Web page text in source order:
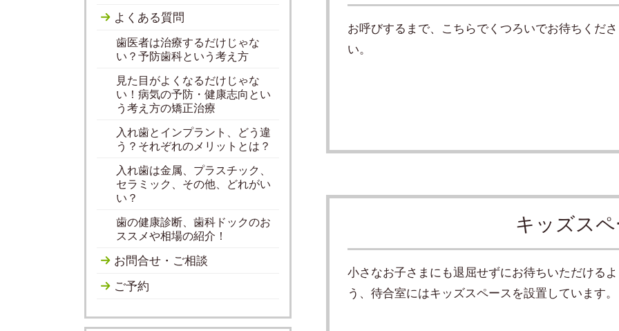
お呼びするまで、こちらでくつろいでお待ちくださ
い。
キッズス
小さなお子さまにも退屈せずにお待ちいただけるよ
う、待合室にはキッズスペースを設置しています。
よくある質問
歯医者は治療するだけじゃな
い？予防歯科という考え方
見た目がよくなるだけじゃな
い！病気の予防・健康志向とい
う考え方の矯正治療
入れ歯とインプラント、どう違
う？それぞれのメリットとは？
入れ歯は金属、プラスチック、
セラミック、その他、どれがい
い？
歯の健康診断、歯科ドックのお
ススメや相場の紹介！
お問合せ・ご相談
ご予約